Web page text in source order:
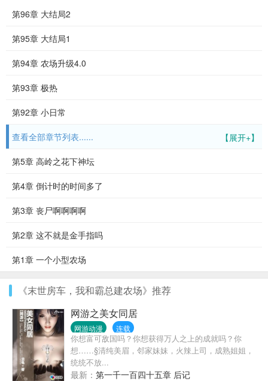
第96章 大结局2
第95章 大结局1
第94章 农场升级4.0
第93章 极热
第92章 小日常
【展开+】
查看全部章节列表......
第5章 高岭之花下神坛
第4章 倒计时的时间多了
第3章 丧尸啊啊啊啊
第2章 这不就是金手指吗
第1章 一个小型农场
《末世房车，我和霸总建农场》推荐
网游之美女同居
网游动漫 连载
你想富可敌国吗？你想获得万人之上的成就吗？你
想……§清纯美眉，邻家妹妹，火辣上司，成熟姐姐，
统统不放...
最新： 第一千一百四十五章 后记